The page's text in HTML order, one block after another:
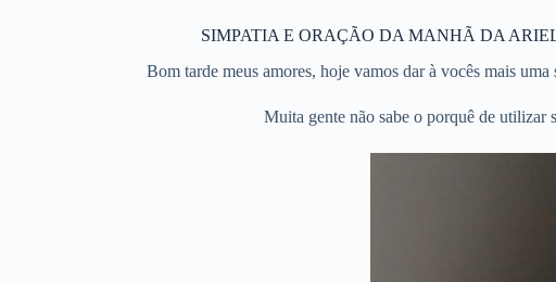
SIMPATIA E ORAÇÃO DA MANHÃ DA
Bom tarde meus amores, hoje vamos dar à vocês mais
Muita gente não sabe o porquê de utilizar